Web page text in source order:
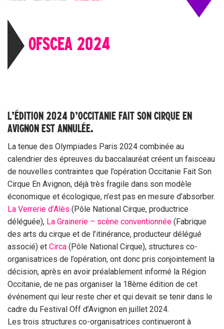
OFSCEA 2024
L’ÉDITION 2024 D’OCCITANIE FAIT SON CIRQUE EN
AVIGNON EST ANNULÉE.
La tenue des Olympiades Paris 2024 combinée au
calendrier des épreuves du baccalauréat créent un faisceau
de nouvelles contraintes que l’opération Occitanie Fait Son
Cirque En Avignon, déjà très fragile dans son modèle
économique et écologique, n’est pas en mesure d’absorber.
La Verrerie d’Alès (Pôle National Cirque, productrice
déléguée), La Grainerie – scène conventionnée (Fabrique
des arts du cirque et de l’itinérance, producteur délégué
associé) et Circa (Pôle National Cirque), structures co-
organisatrices de l’opération, ont donc pris conjointement la
décision, après en avoir préalablement informé la Région
Occitanie, de ne pas organiser la 18ème édition de cet
événement qui leur reste cher et qui devait se tenir dans le
cadre du Festival Off d’Avignon en juillet 2024.
Les trois structures co-organisatrices continueront à